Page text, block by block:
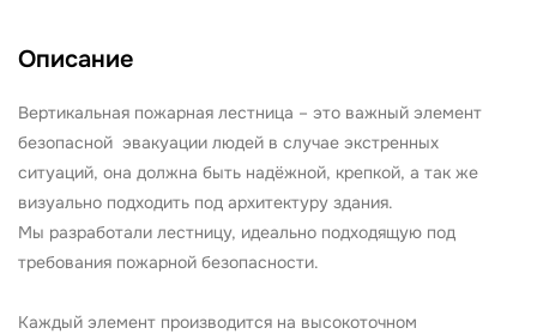
Описание
Вертикальная пожарная лестница – это важный элемент
безопасной эвакуации людей в случае экстренных
ситуаций, она должна быть надёжной, крепкой, а так же
визуально подходить под архитектуру здания.
Мы разработали лестницу, идеально подходящую под
требования пожарной безопасности.
Каждый элемент производится на высокоточном